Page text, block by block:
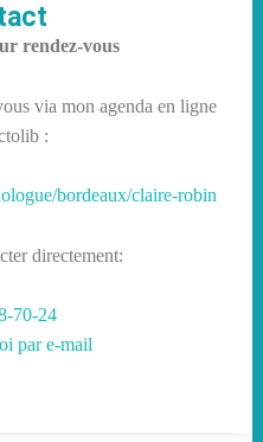
rendez-vous
via mon agenda en ligne
:
bordeaux/claire-robin
directement:
70-24
par e-mail